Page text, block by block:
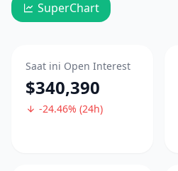
SuperChart
Saat ini Open Interest
$340,390
-24.46% (24h)